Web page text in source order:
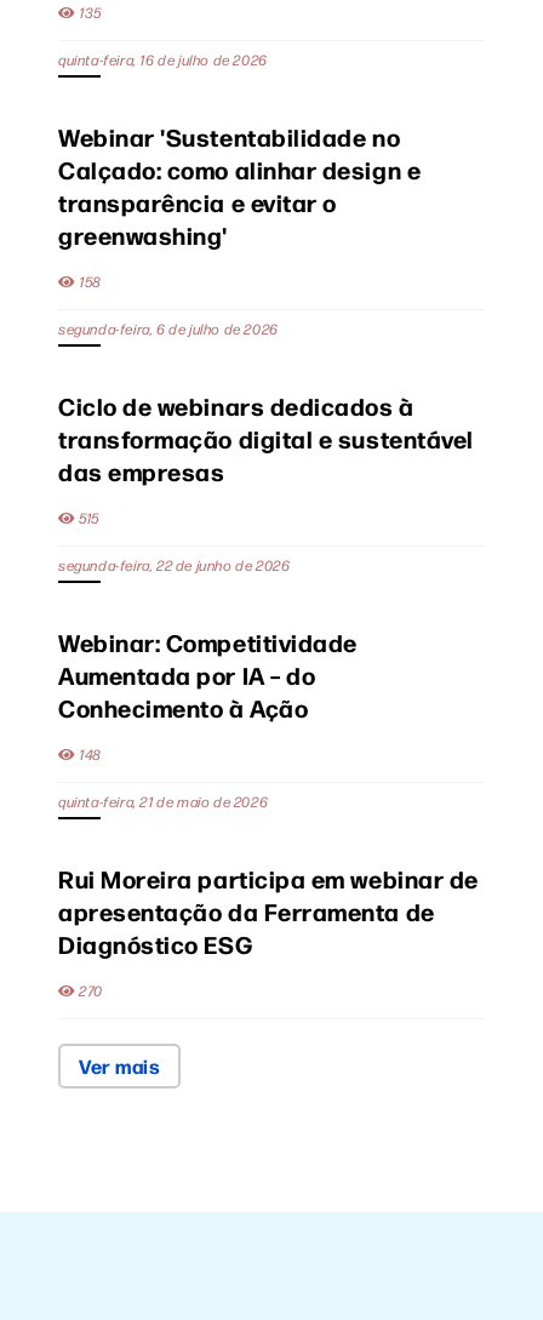
135
quinta-feira, 16 de julho de 2026
Webinar 'Sustentabilidade no
Calçado: como alinhar design e
transparência e evitar o
greenwashing'
158
segunda-feira, 6 de julho de 2026
Ciclo de webinars dedicados à
transformação digital e sustentável
das empresas
515
segunda-feira, 22 de junho de 2026
Webinar: Competitividade
Aumentada por IA – do
Conhecimento à Ação
148
quinta-feira, 21 de maio de 2026
Rui Moreira participa em webinar de
apresentação da Ferramenta de
Diagnóstico ESG
270
Ver mais